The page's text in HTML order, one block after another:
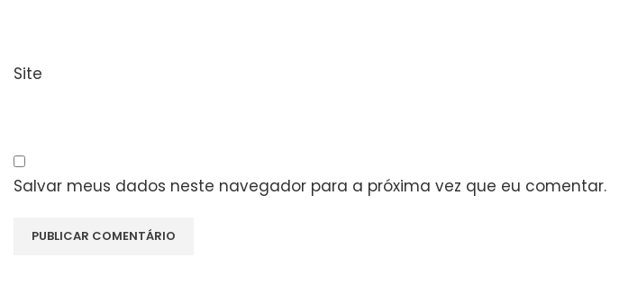
Site
Salvar meus dados neste navegador para a próxima vez que eu comentar.